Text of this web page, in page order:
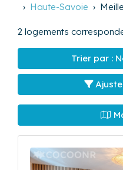
Haute-Savoie
2 logements
Trier par :